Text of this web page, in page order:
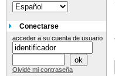
Conectarse
acceder a su cuenta de usuario
Olvidé mi contraseña